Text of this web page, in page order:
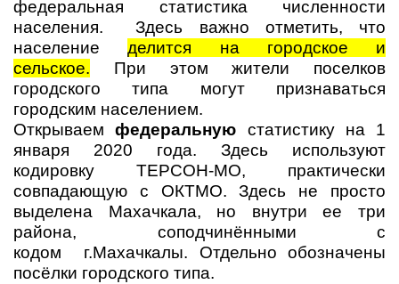
федеральная статистика численности
населения. Здесь важно отметить, что
населениеделится на городское и
сельское. При этом жители поселков
городского типа могут признаваться
городским населением.
Открываемфедеральную статистику на 1
января 2020 года. Здесь используют
кодировку ТЕРСОН-МО, практически
совпадающую с ОКТМО. Здесь не просто
выделена Махачкала, но внутри ее три
района, соподчинёнными с
кодом г.Махачкалы. Отдельно обозначены
посёлки городского типа.